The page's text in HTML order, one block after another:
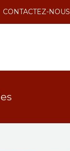
CONTACTEZ-NOUS